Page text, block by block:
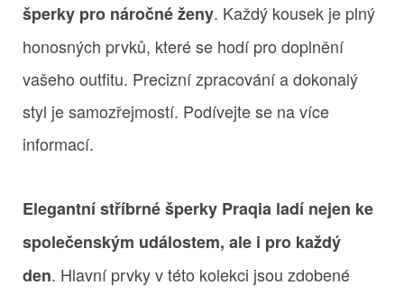
šperky pro náročné ženy. Každý kousek je plný
honosných prvků, které se hodí pro doplnění
vašeho outfitu. Precizní zpracování a dokonalý
styl je samozřejmostí. Podívejte se na více
informací.
Elegantní stříbrné šperky Praqia ladí nejen ke
společenským událostem, ale i pro každý
den. Hlavní prvky v této kolekci jsou zdobené